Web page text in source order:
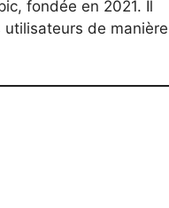
fondée en 2021. Il
utilisateurs de manière